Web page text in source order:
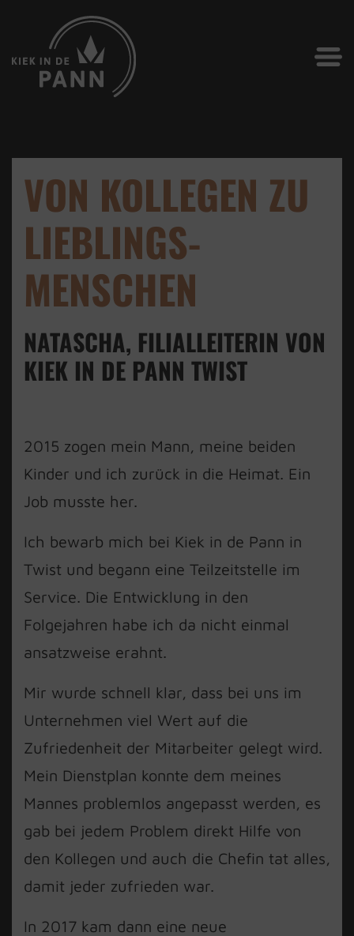
VON KOLLEGEN ZU
LIEBLINGS­
MENSCHEN
NATASCHA, FILIALLEITERIN VON
KIEK IN DE PANN TWIST
2015 zogen mein Mann, meine beiden
Kinder und ich zurück in die Heimat. Ein
Job musste her.
Ich bewarb mich bei Kiek in de Pann in
Twist und begann eine Teilzeitstelle im
Service. Die Entwicklung in den
Folgejahren habe ich da nicht einmal
ansatzweise erahnt.
Mir wurde schnell klar, dass bei uns im
Unternehmen viel Wert auf die
Zufriedenheit der Mitarbeiter gelegt wird.
Mein Dienstplan konnte dem meines
Mannes problemlos angepasst werden, es
gab bei jedem Problem direkt Hilfe von
den Kollegen und auch die Chefin tat alles,
damit jeder zufrieden war.
In 2017 kam dann eine neue